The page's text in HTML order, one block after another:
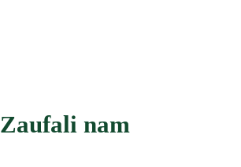
Zaufali nam